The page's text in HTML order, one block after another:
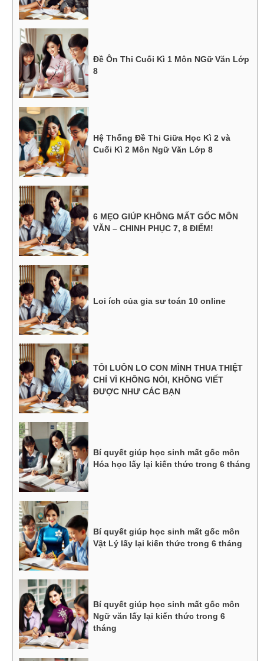
Đề Ôn Thi Cuối Kì 1 Môn NGữ Văn Lớp
8
Hệ Thống Đề Thi Giữa Học Kì 2 và
Cuối Kì 2 Môn Ngữ Văn Lớp 8
6 MẸO GIÚP KHÔNG MẤT GỐC MÔN
VĂN – CHINH PHỤC 7, 8 ĐIỂM!
Loi ích của gia sư toán 10 online
TÔI LUÔN LO CON MÌNH THUA THIỆT
CHỈ VÌ KHÔNG NÓI, KHÔNG VIẾT
ĐƯỢC NHƯ CÁC BẠN
Bí quyết giúp học sinh mất gốc môn
Hóa học lấy lại kiến thức trong 6 tháng
Bí quyết giúp học sinh mất gốc môn
Vật Lý lấy lại kiến thức trong 6 tháng
Bí quyết giúp học sinh mất gốc môn
Ngữ văn lấy lại kiến thức trong 6
tháng